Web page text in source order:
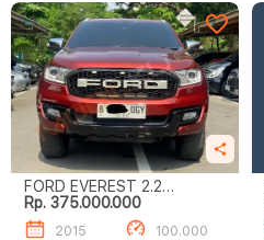
FORD EVEREST 2.2
TITANIUM
Rp. 375.000.000
2015
100.000